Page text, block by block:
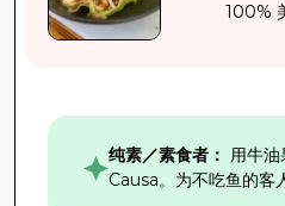
100%
纯素／素食者： 用牛油
Causa。为不吃鱼的客